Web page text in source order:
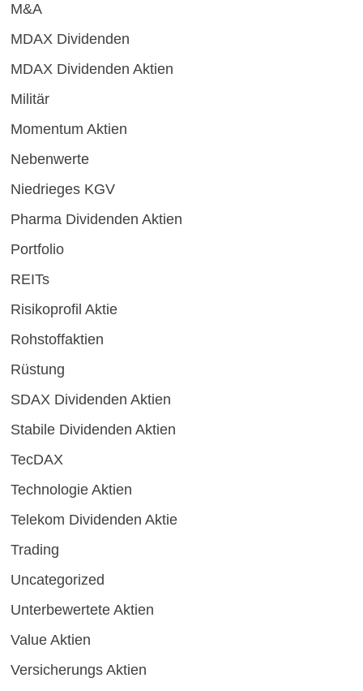
M&A
MDAX Dividenden
MDAX Dividenden Aktien
Militär
Momentum Aktien
Nebenwerte
Niedrieges KGV
Pharma Dividenden Aktien
Portfolio
REITs
Risikoprofil Aktie
Rohstoffaktien
Rüstung
SDAX Dividenden Aktien
Stabile Dividenden Aktien
TecDAX
Technologie Aktien
Telekom Dividenden Aktie
Trading
Uncategorized
Unterbewertete Aktien
Value Aktien
Versicherungs Aktien